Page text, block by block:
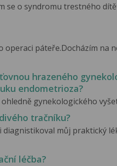
se o syndromu trestného
operaci páteře.Docházím na
hrazeného
endometrioza?
gynekologického
tračníku?
diagnistikoval můj praktický
léčba?